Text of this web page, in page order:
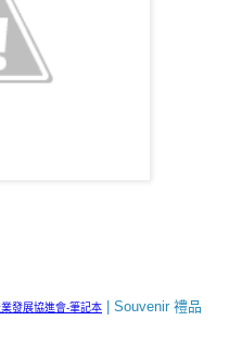
發展協進會-筆記本
| Souvenir 禮品